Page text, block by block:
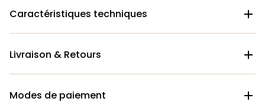
Caractéristiques techniques 
Livraison & Retours 
Modes de paiement 